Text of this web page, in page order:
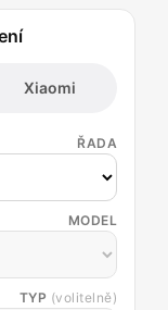
Xiaomi
ŘADA
MODEL
TYP (volitelně)